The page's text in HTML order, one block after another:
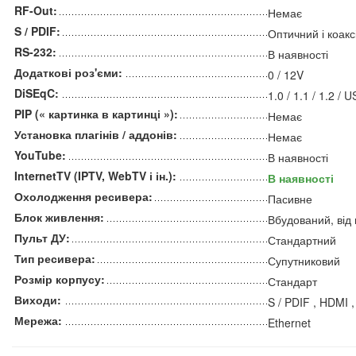
RF-Out:
Немає
S / PDIF:
Оптичний і
RS-232:
В наявності
Додаткові роз'єми:
0 / 12V
DiSEqC:
1.0 / 1.1 / 1.2 /
PIP (« картинка в картинці »):
Немає
Установка плагінів / аддонів:
Немає
YouTube:
В наявності
InternetTV (IPTV, WebTV і ін.):
В наявності
Охолодження ресивера:
Пасивне
Блок живлення:
Вбудований,
Пульт ДУ:
Стандартний
Тип ресивера:
Супутниковий
Розмір корпусу:
Стандарт
Виходи:
S / PDIF , HDMI
Мережа:
Ethernet